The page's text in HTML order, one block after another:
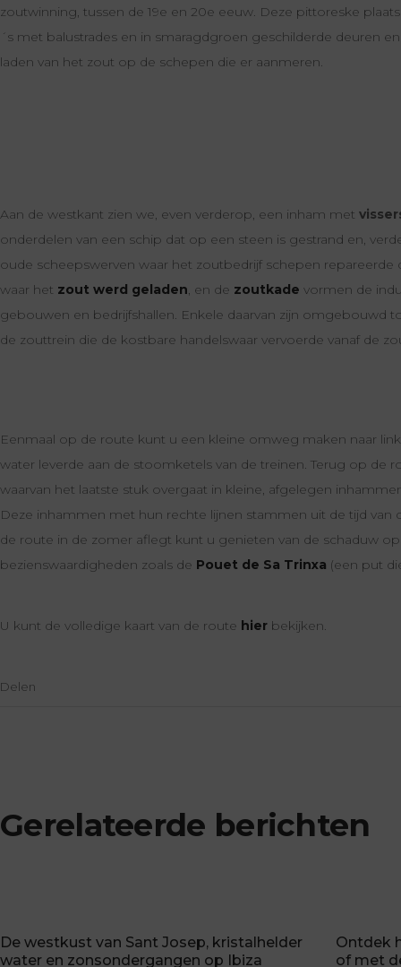
zoutwinning, tussen de 19e en 20e eeuw. Deze pittoreske
´s met balustrades en in smaragdgroen geschilderde deuren
laden van het zout op de schepen die er aanmeren.
Aan de westkant zien we, even verderop, een inham met
onderdelen van een schip dat op een steen is gestrand en,
oude scheepswerven waar het zoutbedrijf schepen
waar het zout werd geladen, en de zoutkade vormen de
gebouwen en bedrijfshallen. Enkele daarvan zijn omgebouwd
de zouttrein die de kostbare handelswaar vervoerde vanaf de
Eenmaal op de route kunt u een kleine omweg maken naar
water leverde aan de stoomketels van de treinen. Terug op de
waarvan het laatste stuk overgaat in kleine, afgelegen
Deze inhammen met hun rechte lijnen stammen uit de tijd
de route in de zomer aflegt kunt u genieten van de schaduw
bezienswaardigheden zoals de Pouet de Sa Trinxa (een put
U kunt de volledige kaart van de route hier bekijken.
Delen
Gerelateerde berichten
De westkust van Sant Josep, kristalhelder
water en zonsondergangen op Ibiza
Ontdek
of met